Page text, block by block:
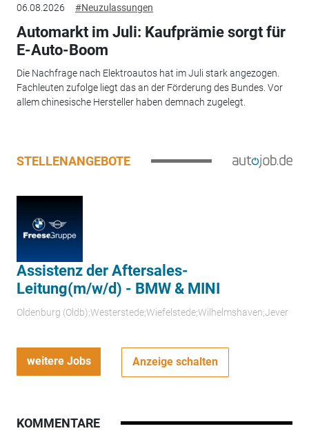
06.08.2026 #Neuzulassungen
Automarkt im Juli: Kaufprämie sorgt für
E-Auto-Boom
Die Nachfrage nach Elektroautos hat im Juli stark angezogen.
Fachleuten zufolge liegt das an der Förderung des Bundes. Vor
allem chinesische Hersteller haben demnach zugelegt.
STELLENANGEBOTE
Assistenz der Aftersales-
Leitung(m/w/d) - BMW & MINI
Oldenburg (Oldb);Westerstede;Wiefelstede;Wilhelmshaven;Jever
weitere Jobs Anzeige schalten
KOMMENTARE